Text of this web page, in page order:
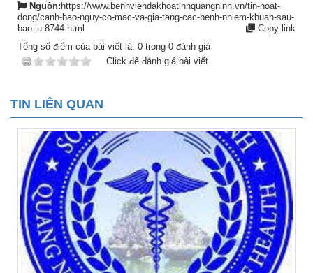
Nguồn: https://www.benhviendakhoatinhquangninh.vn/tin-hoat-
dong/canh-bao-nguy-co-mac-va-gia-tang-cac-benh-nhiem-khuan-sau-
bao-lu.8744.html
Copy link
Tổng số điểm của bài viết là: 0 trong 0 đánh giá
Click để đánh giá bài viết
TIN LIÊN QUAN